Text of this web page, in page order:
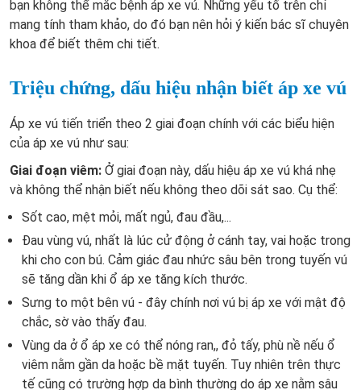
bạn không thể mắc bệnh áp xe vú. Những yếu tố trên chỉ
mang tính tham khảo, do đó bạn nên hỏi ý kiến bác sĩ chuyên
khoa để biết thêm chi tiết.
Triệu chứng, dấu hiệu nhận biết áp xe vú
Áp xe vú tiến triển theo 2 giai đoạn chính với các biểu hiện
của áp xe vú như sau:
Giai đoạn viêm: Ở giai đoạn này, dấu hiệu áp xe vú khá nhẹ
và không thể nhận biết nếu không theo dõi sát sao. Cụ thể:
Sốt cao, mệt mỏi, mất ngủ, đau đầu,...
Đau vùng vú, nhất là lúc cử động ở cánh tay, vai hoặc trong
khi cho con bú. Cảm giác đau nhức sâu bên trong tuyến vú
sẽ tăng dần khi ổ áp xe tăng kích thước.
Sưng to một bên vú - đây chính nơi vú bị áp xe với mật độ
chắc, sờ vào thấy đau.
Vùng da ở ổ áp xe có thể nóng ran,, đỏ tấy, phù nề nếu ổ
viêm nằm gần da hoặc bề mặt tuyến. Tuy nhiên trên thực
tế cũng có trường hợp da bình thường do áp xe nằm sâu